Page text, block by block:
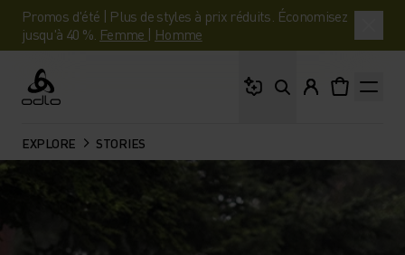
Promos d'été | Plus de styles à prix réduits. Économisez
jusqu'à 40 %. Femme | Homme
Odlo
EXPLORE STORIES